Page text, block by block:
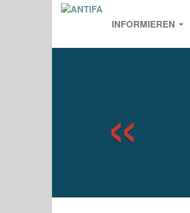
INFORMIEREN